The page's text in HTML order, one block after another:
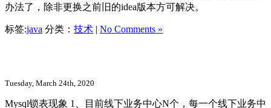
办法了，除非更换之前旧的idea版本方可解决。
标签:java 分类： 技术 | No Comments »
Tuesday, March 24th, 2020
Mysql锁表现象 1、目前线下业务中心N个，每一个线下业务中